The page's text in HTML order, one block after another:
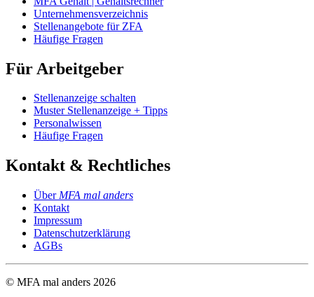
Unternehmensverzeichnis
Stellenangebote für ZFA
Häufige Fragen
Für Arbeitgeber
Stellenanzeige schalten
Muster Stellenanzeige + Tipps
Personalwissen
Häufige Fragen
Kontakt & Rechtliches
Über MFA mal anders
Kontakt
Impressum
Datenschutzerklärung
AGBs
© MFA mal anders 2026